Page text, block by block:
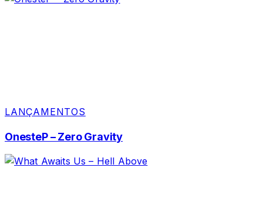
LANÇAMENTOS
OnesteP – Zero Gravity